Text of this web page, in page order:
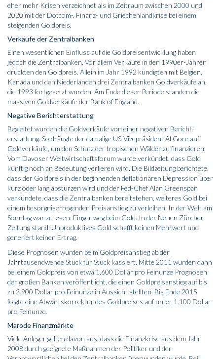
eher mehr Krisen verzeichnet als im Zeitraum zwischen 2000 und
2020 mit der Dotcom-, Finanz- und Griechenlandkrise bei einem
steigenden Goldpreis.
Verkäufe der Zentralbanken
Einen wesentlichen Einfluss auf die Goldpreisentwicklung haben
jedoch die Zentralbanken. Vor allem Verkäufe in den 1990er-Jahren
drückten den Goldpreis. Allein im Jahr 1992 kündigten mit Belgien,
Kanada und den Niederlanden drei Zentralbanken Goldverkäufe an,
die 1993 fortgesetzt wurden. Am Ende dieser Periode standen die
massiven Goldverkäufe der Bank of England.
Negative Berichterstattung
Begleitet wurden die Goldverkäufe von einer negativen Bericht­
erstattung. So drängte der damalige US-Vizepräsident Al Gore auf
Goldverkäufe, um den Schutz der tropischen Wälder zu finanzieren.
Vom Davoser Weltwirtschaftsforum wurde verkündet, dass Gold
künftig noch an Bedeutung verlieren wird. Die Bildzeitung berichtete,
dass der Goldpreis in der beginnenden deflationären Depression über
kurz oder lang abstürzen wird und der Fed-Chef Alan Greenspan
verkündete, dass die Zentralbanken bereitstehen, weiteres Gold bei
einem besorgniserregenden Preisanstieg zu verleihen. In der Welt am
Sonntag war zu lesen: Finger weg beim Gold. In der Neuen Zürcher
Zeitung stand: Unproduktives Gold schafft keinen Mehrwert und
generiert keinen Ertrag.
Diese Prognosen wurden beim Goldpreisanstieg ab der
Jahrtausendwende Stück für Stück kassiert. Mitte 2011 wurden dann
bei einem Goldpreis von etwa 1.600 Dollar pro Feinunze Prognosen
der großen Banken veröffentlicht, die einen Goldpreisanstieg auf bis
zu 2.900 Dollar pro Feinunze in Aussicht stellten. Bis Ende 2015
folgte eine Abwärtskorrektur des Goldpreises auf unter 1.100 Dollar
pro Feinunze.
Marode Finanzmärkte
Viele Anleger gehen davon aus, dass die Finanzkrise aus dem Jahr
2008 durch geeignete Maßnahmen der Politiker und der